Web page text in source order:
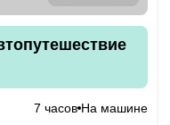
7 часов На машине